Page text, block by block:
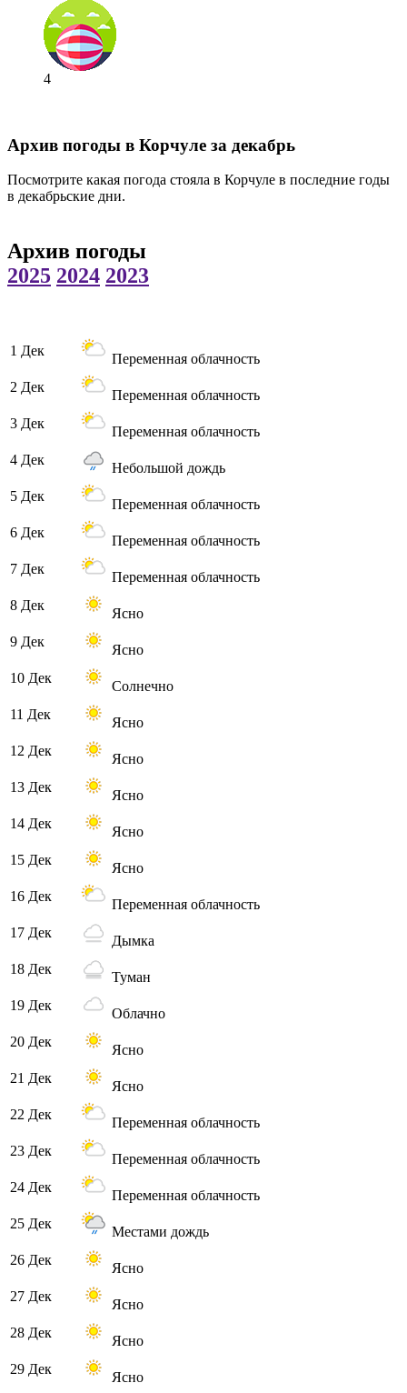
4
Архив погоды в Корчуле за декабрь
Посмотрите какая погода стояла в Корчуле в последние годы
в декабрьские дни.
Архив погоды
2025 2024 2023
1 Дек
Переменная облачность
2 Дек
Переменная облачность
3 Дек
Переменная облачность
4 Дек
Небольшой дождь
5 Дек
Переменная облачность
6 Дек
Переменная облачность
7 Дек
Переменная облачность
8 Дек
Ясно
9 Дек
Ясно
10 Дек
Солнечно
11 Дек
Ясно
12 Дек
Ясно
13 Дек
Ясно
14 Дек
Ясно
15 Дек
Ясно
16 Дек
Переменная облачность
17 Дек
Дымка
18 Дек
Туман
19 Дек
Облачно
20 Дек
Ясно
21 Дек
Ясно
22 Дек
Переменная облачность
23 Дек
Переменная облачность
24 Дек
Переменная облачность
25 Дек
Местами дождь
26 Дек
Ясно
27 Дек
Ясно
28 Дек
Ясно
29 Дек
Ясно